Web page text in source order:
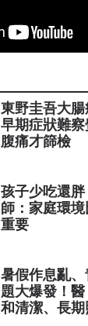
東野圭吾大
早期症狀難
腹痛才篩檢
孩子少吃還
師：家庭環
重要
暑假作息亂
題大爆發！
和清潔、長期